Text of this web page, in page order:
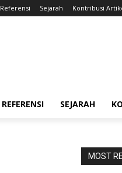
Referensi Sejarah Kontribusi
REFERENSI SEJARAH
MOST